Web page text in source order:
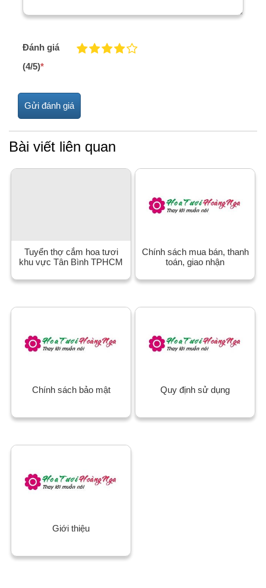
Đánh giá
(4/5)*
Bài viết liên quan
Tuyển thợ cắm hoa tươi
khu vực Tân Bình TPHCM
Chính sách mua bán, thanh
toán, giao nhận
Chính sách bảo mật Quy định sử dụng
Giới thiệu